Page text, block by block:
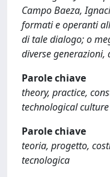
Campo Baeza,
formati e operanti
di tale dialogo; o
diverse generazioni,
Parole chiave
theory, practice,
technological culture
Parole chiave
teoria, progetto,
tecnologica